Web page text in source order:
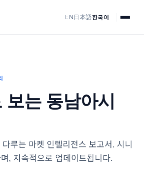
EN 日本語한국어
보는 동남아시
루는 마켓 인텔리전스 보고서. 시니
, 지속적으로 업데이트됩니다.